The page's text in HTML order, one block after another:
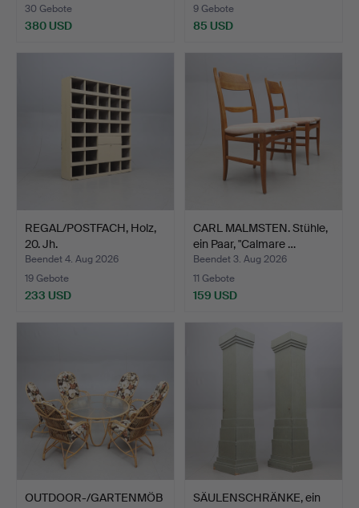
30 Gebote
380 USD
9 Gebote
85 USD
REGAL/POSTFACH, Holz,
20. Jh.
Beendet 4. Aug 2026
19 Gebote
233 USD
CARL MALMSTEN. Stühle,
ein Paar, "Calmare …
Beendet 3. Aug 2026
11 Gebote
159 USD
OUTDOOR-/GARTENMÖB
SÄULENSCHRÄNKE, ein